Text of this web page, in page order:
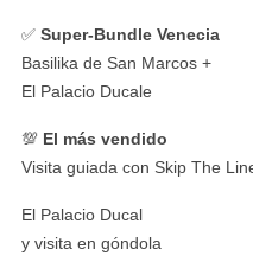
✅ Super-Bundle Venecia
Basilika de San Marcos +
El Palacio Ducale
💯 El más vendido
Visita guiada con Skip The
El Palacio Ducal
y visita en góndola